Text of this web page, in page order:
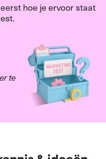
hoe je ervoor staat
te